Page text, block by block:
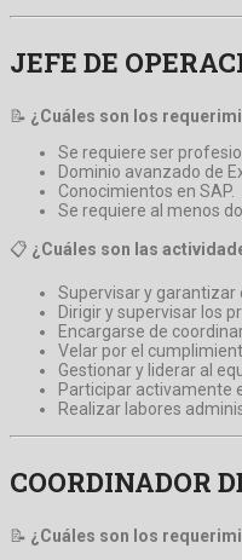
JEFE DE
📝 ¿Cuáles son los
Se requiere ser
Dominio avanzado de
Conocimientos en SAP.
Se requiere al menos
📋 ¿Cuáles son las
Supervisar y garantizar
Dirigir y supervisar los
Encargarse de
Velar por el
Gestionar y liderar al
Participar activamente
Realizar labores
COORDINADOR
📝 ¿Cuáles son los